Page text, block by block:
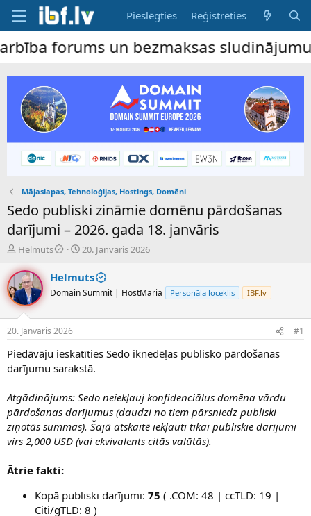
Pieslēgties Reģistrēties
un bezmaksas sludinājumu dēlis
Mājaslapas, Tehnoloģijas, Hostings, Domēni
Sedo publiski zināmie domēnu pārdošanas
darījumi – 2026. gada 18. janvāris
P
v
e
d
i
n
u
z
ā
c
ē
s
Helmuts
S
k
m
a
t
u
m
20. Janvāris 2026
Helmuts
Domain Summit | HostMaria Personāla loceklis IBF.lv
20. Janvāris 2026 #1
Piedāvāju ieskatīties Sedo iknedēļas publisko pārdošanas
darījumu sarakstā.
Atgādinājums: Sedo neiekļauj konfidenciālus domēna vārdu
pārdošanas darījumus (daudzi no tiem pārsniedz publiski
ziņotās summas). Šajā atskaitē iekļauti tikai publiskie darījumi
virs 2,000 USD (vai ekvivalents citās valūtās).
Ātrie fakti:
Kopā publiski darījumi: 75 ( .COM: 48 | ccTLD: 19 |
Citi/gTLD: 8 )